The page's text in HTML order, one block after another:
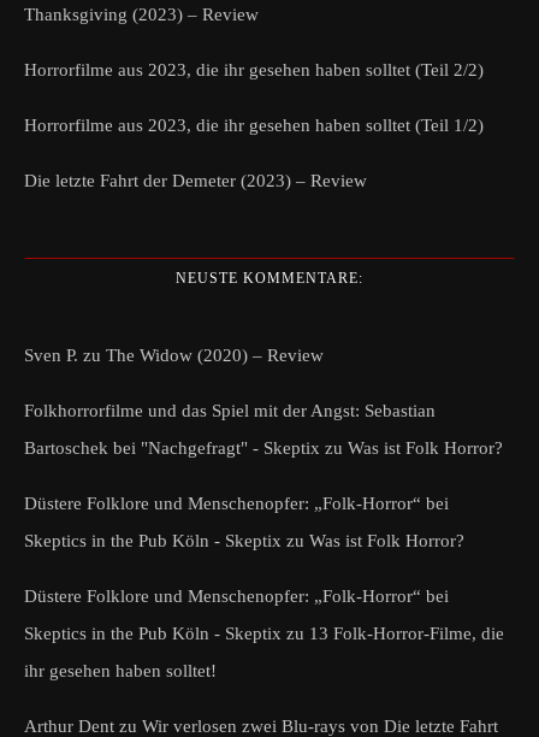
Thanksgiving (2023) – Review
Horrorfilme aus 2023, die ihr gesehen haben solltet (Teil 2/2)
Horrorfilme aus 2023, die ihr gesehen haben solltet (Teil 1/2)
Die letzte Fahrt der Demeter (2023) – Review
NEUSTE KOMMENTARE:
Sven P. zu The Widow (2020) – Review
Folkhorrorfilme und das Spiel mit der Angst: Sebastian
Bartoschek bei "Nachgefragt" - Skeptix zu Was ist Folk Horror?
Düstere Folklore und Menschenopfer: „Folk-Horror“ bei
Skeptics in the Pub Köln - Skeptix zu Was ist Folk Horror?
Düstere Folklore und Menschenopfer: „Folk-Horror“ bei
Skeptics in the Pub Köln - Skeptix zu 13 Folk-Horror-Filme, die
ihr gesehen haben solltet!
Arthur Dent zu Wir verlosen zwei Blu-rays von Die letzte Fahrt